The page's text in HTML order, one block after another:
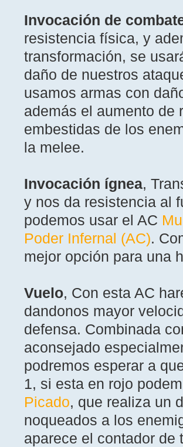
Invocación de
resistencia fí­sica, y
transformación, se
daño de nuestros
usamos armas con
además el aumento de
embestidas de los
la melee.
Invocación í­gnea,
y nos da resistencia al
podemos usar el AC
Poder Infernal (AC).
mejor opción para una
Vuelo, Con esta AC
dandonos mayor
defensa. Combinada
aconsejado
podremos esperar a
1, si esta en rojo
Picado, que realiza un
noqueados a los
aparece el contador de